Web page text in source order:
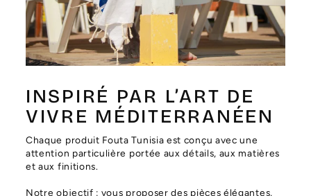
INSPIRÉ PAR L’ART DE
VIVRE MÉDITERRANÉEN
Chaque produit Fouta Tunisia est conçu avec une
attention particulière portée aux détails, aux matières
et aux finitions.
Notre objectif : vous proposer des pièces élégantes,